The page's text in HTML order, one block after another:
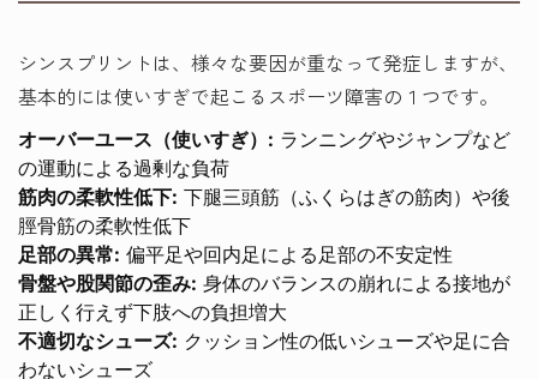
シンスプリントは、様々な要因が重なって発症しますが、
基本的には使いすぎで起こるスポーツ障害の１つです。
オーバーユース（使いすぎ）: ランニングやジャンプなど
の運動による過剰な負荷
筋肉の柔軟性低下: 下腿三頭筋（ふくらはぎの筋肉）や後
脛骨筋の柔軟性低下
足部の異常: 偏平足や回内足による足部の不安定性
骨盤や股関節の歪み: 身体のバランスの崩れによる接地が
正しく行えず下肢への負担増大
不適切なシューズ: クッション性の低いシューズや足に合
わないシューズ